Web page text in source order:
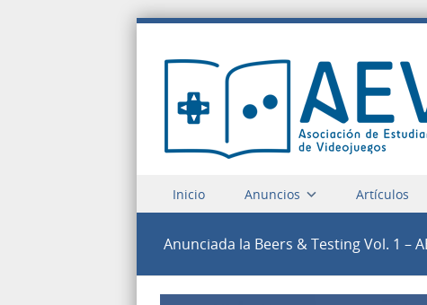
Menu
Saltar a contenido
Inicio Anuncios Artículos
Anunciada la Beers & Testing Vol. 1 –